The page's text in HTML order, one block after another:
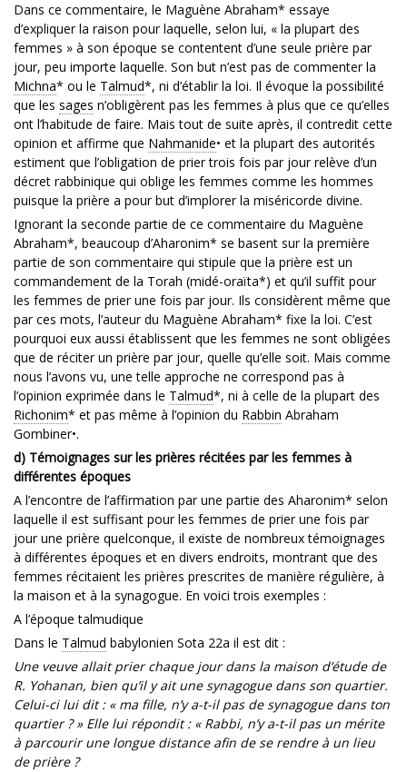
Dans ce commentaire, le Maguène Abraham* essaye
d’expliquer la raison pour laquelle, selon lui, « la plupart des
femmes » à son époque se contentent d’une seule prière par
jour, peu importe laquelle. Son but n’est pas de commenter la
Michna* ou le Talmud*, ni d’établir la loi. Il évoque la possibilité
que les sages n’obligèrent pas les femmes à plus que ce qu’elles
ont l’habitude de faire. Mais tout de suite après, il contredit cette
opinion et affirme que Nahmanide• et la plupart des autorités
estiment que l’obligation de prier trois fois par jour relève d’un
décret rabbinique qui oblige les femmes comme les hommes
puisque la prière a pour but d’implorer la miséricorde divine.
Ignorant la seconde partie de ce commentaire du Maguène
Abraham*, beaucoup d’Aharonim* se basent sur la première
partie de son commentaire qui stipule que la prière est un
commandement de la Torah (midé-oraïta*) et qu’il suffit pour
les femmes de prier une fois par jour. Ils considèrent même que
par ces mots, l’auteur du Maguène Abraham* fixe la loi. C’est
pourquoi eux aussi établissent que les femmes ne sont obligées
que de réciter un prière par jour, quelle qu’elle soit. Mais comme
nous l’avons vu, une telle approche ne correspond pas à
l’opinion exprimée dans le Talmud*, ni à celle de la plupart des
Richonim* et pas même à l’opinion du Rabbin Abraham
Gombiner•.
d) Témoignages sur les prières récitées par les femmes à
différentes époques
A l’encontre de l’affirmation par une partie des Aharonim* selon
laquelle il est suffisant pour les femmes de prier une fois par
jour une prière quelconque, il existe de nombreux témoignages
à différentes époques et en divers endroits, montrant que des
femmes récitaient les prières prescrites de manière régulière, à
la maison et à la synagogue. En voici trois exemples :
A l’époque talmudique
Dans le Talmud babylonien Sota 22a il est dit :
Une veuve allait prier chaque jour dans la maison d’étude de
R. Yohanan, bien qu’il y ait une synagogue dans son quartier.
Celui-ci lui dit : « ma fille, n’y a-t-il pas de synagogue dans ton
quartier ? » Elle lui répondit : « Rabbi, n’y a-t-il pas un mérite
à parcourir une longue distance afin de se rendre à un lieu
de prière ?